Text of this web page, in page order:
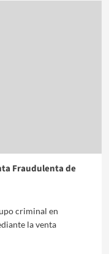
Fraudulenta de
criminal en
la venta